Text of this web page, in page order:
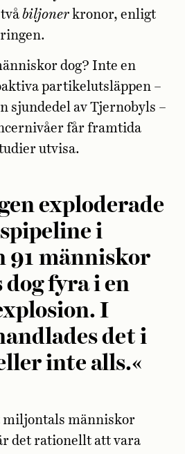
tvåbiljoner kronor, enligt
dog? Inte en
partikelutsläppen –
sjundedel av Tjernobyls –
får framtida
utvisa.
exploderade
i
91 människor
dog fyra i en
I
det i
inte alls.«
miljontals människor
det rationellt att vara